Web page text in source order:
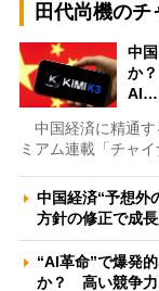
田代尚機の
中
か
AI…
中国経済に精通す
ミアム連載「チャ
中国経済“予想
方針の修正で成
“AI革命”で爆発
か？ 高い競争